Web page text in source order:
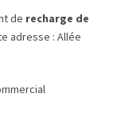
de recharge de
adresse : Allée